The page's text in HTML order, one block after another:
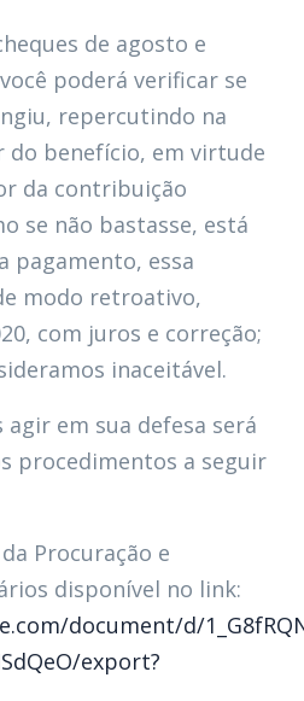
de agosto e
poderá verificar se
repercutindo na
do benefício, em virtude
da contribuição
se não bastasse, está
pagamento, essa
modo retroativo,
com juros e correção;
inaceitável.
agir em sua defesa será
procedimentos a seguir
Procuração e
disponível no link:
document/d/
export?